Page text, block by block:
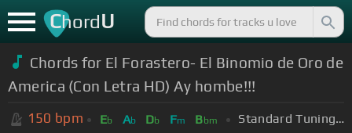
ChordU
Chords for El Forastero- El Binomio de Oro de
America (Con Letra HD) Ay hombe!!!
150 bpm Eb Ab Db Fm Bbm Standard Tuning (EADGBE)